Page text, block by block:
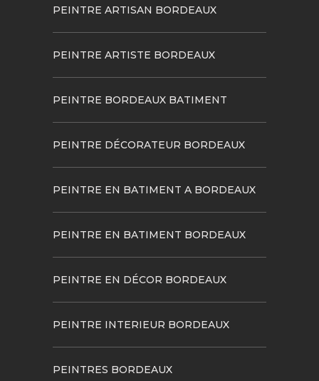
PEINTRE ARTISAN BORDEAUX
PEINTRE ARTISTE BORDEAUX
PEINTRE BORDEAUX BATIMENT
PEINTRE DÉCORATEUR BORDEAUX
PEINTRE EN BATIMENT A BORDEAUX
PEINTRE EN BATIMENT BORDEAUX
PEINTRE EN DÉCOR BORDEAUX
PEINTRE INTERIEUR BORDEAUX
PEINTRES BORDEAUX